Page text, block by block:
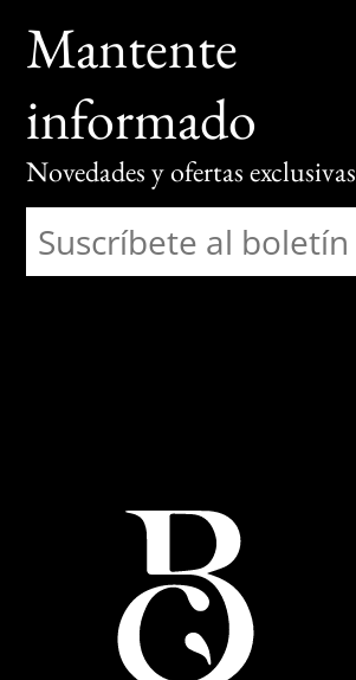
Mantente
informado
Novedades y ofertas exclusivas